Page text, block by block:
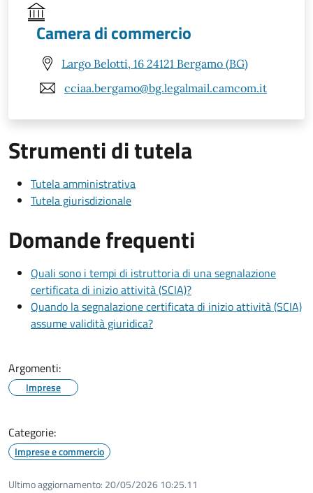
Camera di commercio
Largo Belotti, 16 24121 Bergamo (BG)
cciaa.bergamo@bg.legalmail.camcom.it
Strumenti di tutela
Tutela amministrativa
Tutela giurisdizionale
Domande frequenti
Quali sono i tempi di istruttoria di una segnalazione
certificata di inizio attività (SCIA)?
Quando la segnalazione certificata di inizio attività (SCIA)
assume validità giuridica?
Argomenti:
Imprese
Categorie:
Imprese e commercio
Ultimo aggiornamento: 20/05/2026 10:25.11